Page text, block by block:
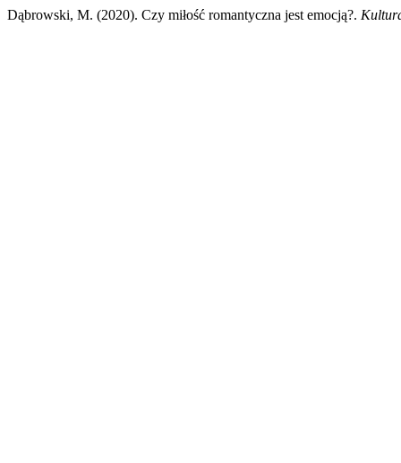
Dąbrowski, M. (2020). Czy miłość romantyczna jest emocją?.